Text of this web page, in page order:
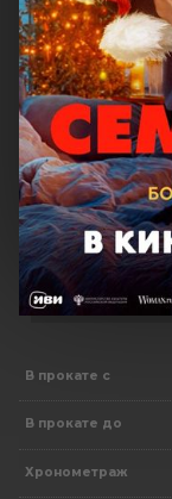
В прокате с
В прокате до
Хронометраж